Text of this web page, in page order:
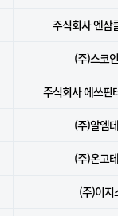
주식회사 엔삼
(주)스코
주식회사 에쓰핀
(주)알엠
(주)온고
(주)이지